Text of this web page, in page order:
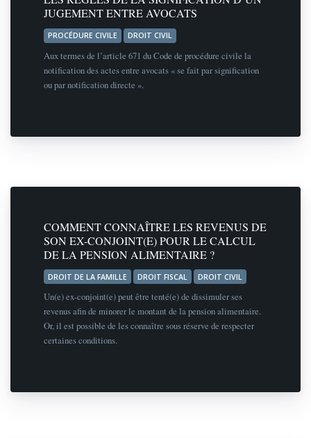
JUGEMENT ENTRE AVOCATS
PROCÉDURE CIVILE DROIT CIVIL
Aux termes de l’article 671 du Code de procédure civile la
notification des actes entre avocats « se fait par signification
ou par notification directe ».
COMMENT CONNAÎTRE LES REVENUS DE
SON EX-CONJOINT(E) POUR LE CALCUL
DE LA PENSION ALIMENTAIRE ?
DROIT DE LA FAMILLE DROIT FISCAL DROIT CIVIL
Un(e) ex-conjoint(e) peut être tenté(e) de dissimuler ses
revenus afin de minorer le montant de la pension alimentaire.
Or, il est possible de les connaître sous réserve de respecter
certaines conditions.